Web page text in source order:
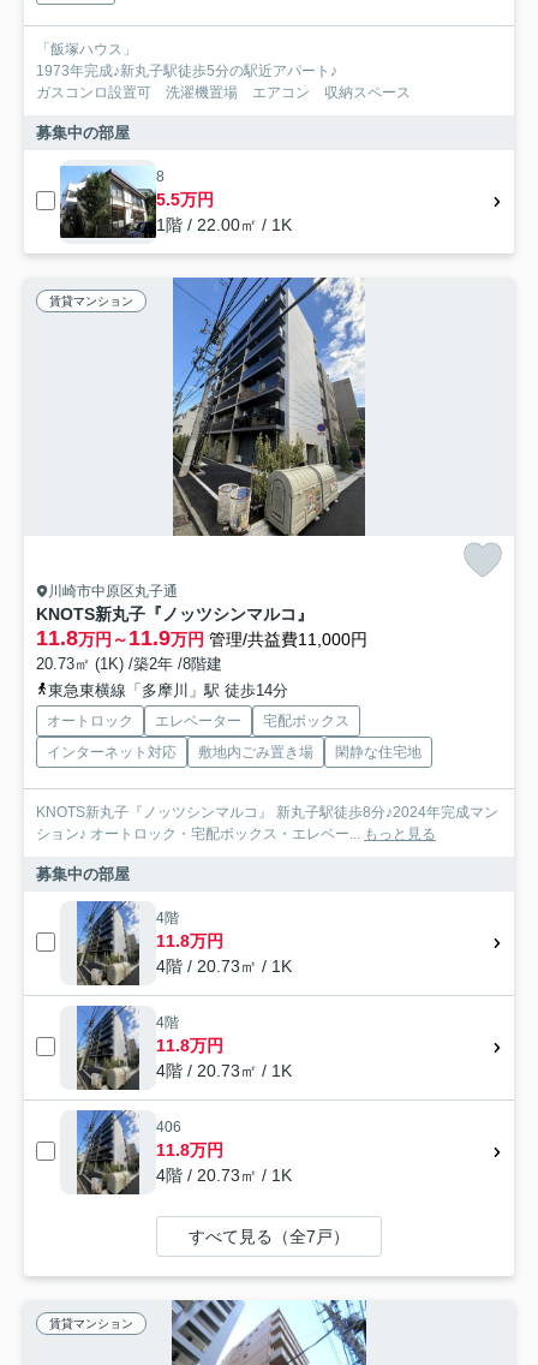
「飯塚ハウス」
1973年完成♪新丸子駅徒歩5分の駅近アパート♪
ガスコンロ設置可 洗濯機置場 エアコン 収納スペース
募集中の部屋
8
5.5万円
1階 / 22.00㎡ / 1K
賃貸マンション
川崎市中原区丸子通
KNOTS新丸子『ノッツシンマルコ』
11.8万円～11.9万円 管理/共益費11,000円
20.73㎡ (1K) /築2年 /8階建
東急東横線「多摩川」駅 徒歩14分
オートロック エレベーター
宅配ボックス
インターネット対応
敷地内ごみ置き場 閑静な住宅地
KNOTS新丸子『ノッツシンマルコ』 新丸子駅徒歩8分♪2024年完成マン
ション♪ オートロック・宅配ボックス・エレベー...
もっと見る
募集中の部屋
4階
11.8万円
4階 / 20.73㎡ / 1K
4階
11.8万円
4階 / 20.73㎡ / 1K
406
11.8万円
4階 / 20.73㎡ / 1K
すべて見る（全7戸）
賃貸マンション